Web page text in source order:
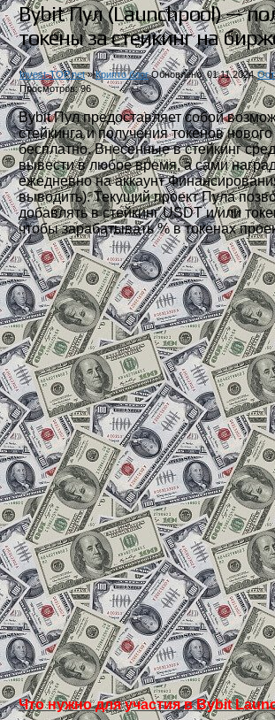
Bybit Пул (Launchpool) —
токены за стейкинг на
Invest-TOP.net»Крипто блог Обновлено: 01.11.2024
Просмотров: 96
Bybit Пул предоставляет собой
стейкинга и получения токенов
бесплатно. Внесенные в стейкинг
вывести в любое время, а сами
ежедневно на аккаунт
выводить). Текущий проект Пула
добавлять в стейкинг USDT и/или
чтобы зарабатывать % в токенах
Что нужно для участия в Bybit